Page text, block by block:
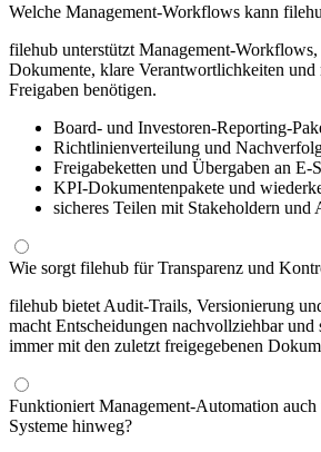
Welche Management-Workflows kann
filehub unterstützt Management-Workflows,
Dokumente, klare Verantwortlichkeiten und
Freigaben benötigen.
Board- und Investoren-Reporting-
Richtlinienverteilung und
Freigabeketten und Übergaben an E-
KPI-Dokumentenpakete und
sicheres Teilen mit Stakeholdern und
Wie sorgt filehub für Transparenz und
filehub bietet Audit-Trails, Versionierung
macht Entscheidungen nachvollziehbar und
immer mit den zuletzt freigegebenen
Funktioniert Management-Automation auch
Systeme hinweg?